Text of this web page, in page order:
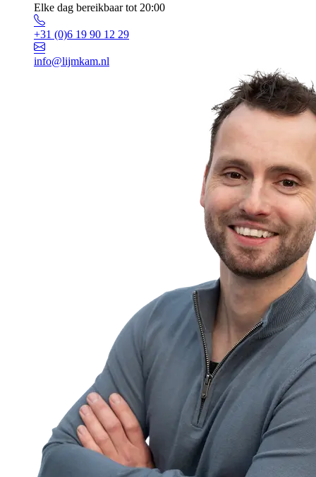
Elke dag bereikbaar tot 20:00
+31 (0)6 19 90 12 29
info@lijmkam.nl